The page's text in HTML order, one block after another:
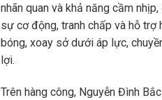
nhãn quan và khả năng cầm
sự cơ động, tranh chấp và hỗ trợ
bóng, xoay sở dưới áp lực,
lợi.
Trên hàng công, Nguyễn Đình